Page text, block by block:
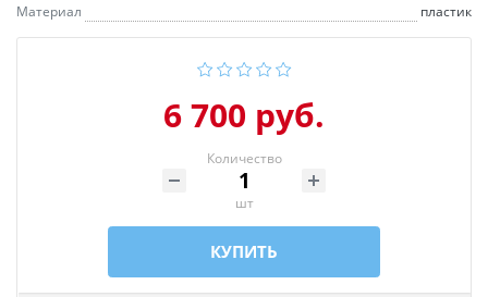
Материал пластик
6 700 руб.
Количество
шт
КУПИТЬ